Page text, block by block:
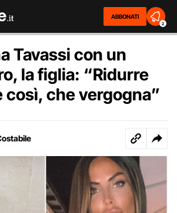
ABBONATI
2
Tavassi con un
la figlia: “Ridurre
così, che vergogna”